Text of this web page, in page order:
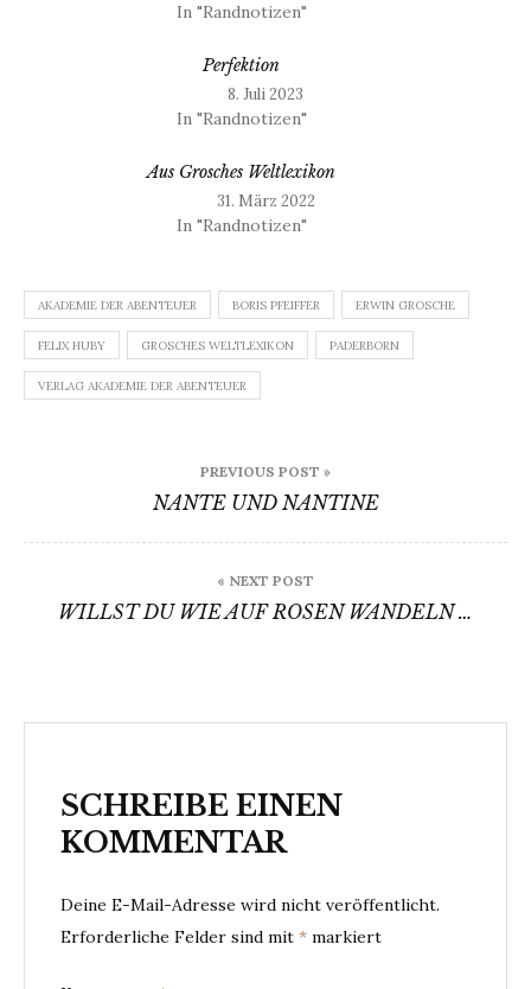
In "Randnotizen"
Perfektion
8. Juli 2023
In "Randnotizen"
Aus Grosches Weltlexikon
31. März 2022
In "Randnotizen"
AKADEMIE DER ABENTEUER BORIS PFEIFFER ERWIN GROSCHE
FELIX HUBY GROSCHES WELTLEXIKON PADERBORN
VERLAG AKADEMIE DER ABENTEUER
PREVIOUS POST »
NANTE UND NANTINE
« NEXT POST
WILLST DU WIE AUF ROSEN WANDELN …
SCHREIBE EINEN
KOMMENTAR
Deine E-Mail-Adresse wird nicht veröffentlicht.
Erforderliche Felder sind mit * markiert